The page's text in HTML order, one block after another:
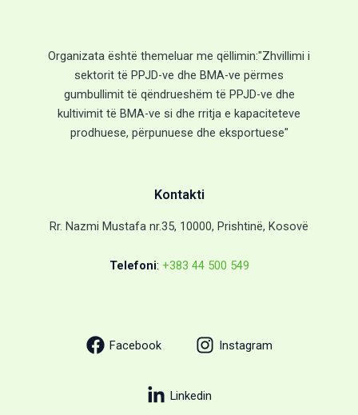
Organizata është themeluar me qëllimin:"Zhvillimi i
sektorit të PPJD-ve dhe BMA-ve përmes
gumbullimit të qëndrueshëm të PPJD-ve dhe
kultivimit të BMA-ve si dhe rritja e kapaciteteve
prodhuese, përpunuese dhe eksportuese"
Kontakti
Rr. Nazmi Mustafa nr.35, 10000, Prishtinë, Kosovë
Telefoni: +383 44 500 549
Facebook Instagram
Linkedin